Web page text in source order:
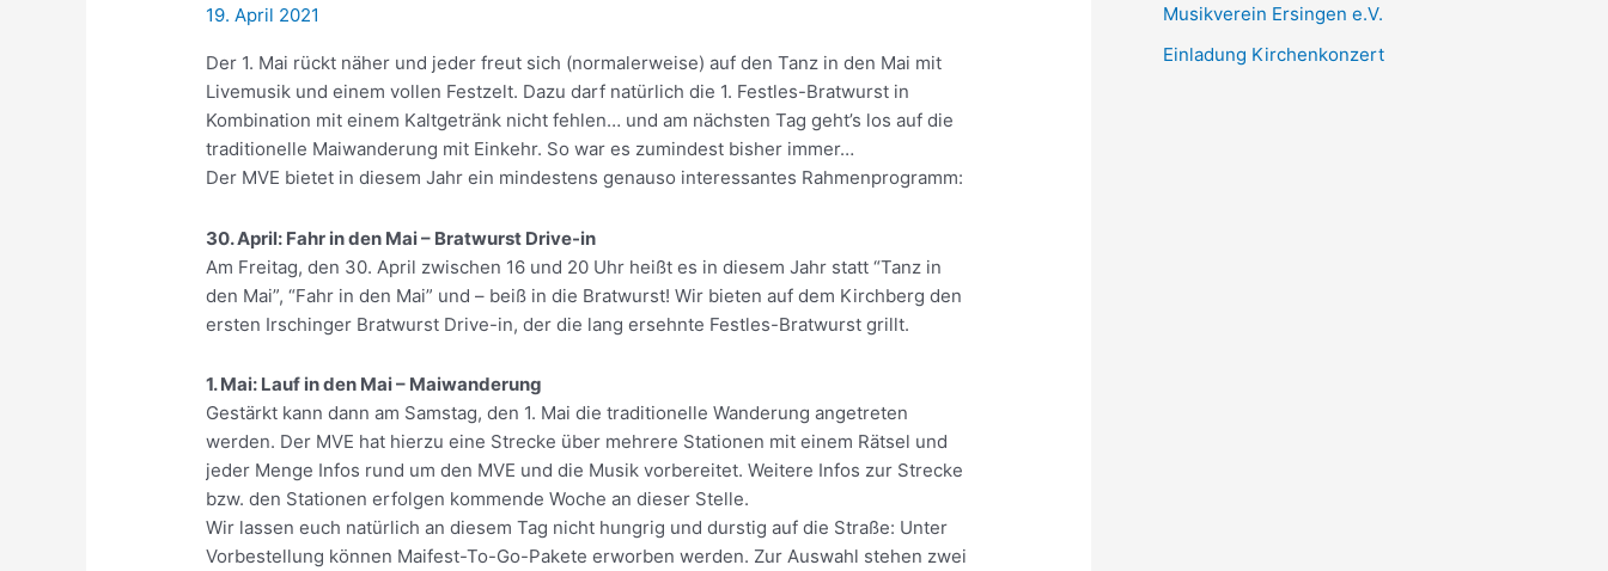
19. April 2021
Der 1. Mai rückt näher und jeder freut sich (normalerweise) auf den Tanz in den Mai mit
Livemusik und einem vollen Festzelt. Dazu darf natürlich die 1. Festles-Bratwurst in
Kombination mit einem Kaltgetränk nicht fehlen… und am nächsten Tag geht’s los auf die
traditionelle Maiwanderung mit Einkehr. So war es zumindest bisher immer…
Der MVE bietet in diesem Jahr ein mindestens genauso interessantes Rahmenprogramm:
30. April: Fahr in den Mai – Bratwurst Drive-in
Am Freitag, den 30. April zwischen 16 und 20 Uhr heißt es in diesem Jahr statt “Tanz in
den Mai”, “Fahr in den Mai” und – beiß in die Bratwurst! Wir bieten auf dem Kirchberg den
ersten Irschinger Bratwurst Drive-in, der die lang ersehnte Festles-Bratwurst grillt.
1. Mai: Lauf in den Mai – Maiwanderung
Gestärkt kann dann am Samstag, den 1. Mai die traditionelle Wanderung angetreten
werden. Der MVE hat hierzu eine Strecke über mehrere Stationen mit einem Rätsel und
jeder Menge Infos rund um den MVE und die Musik vorbereitet. Weitere Infos zur Strecke
bzw. den Stationen erfolgen kommende Woche an dieser Stelle.
Wir lassen euch natürlich an diesem Tag nicht hungrig und durstig auf die Straße: Unter
Vorbestellung können Maifest-To-Go-Pakete erworben werden. Zur Auswahl stehen zwei
Musikverein Ersingen e.V.
Einladung Kirchenkonzert